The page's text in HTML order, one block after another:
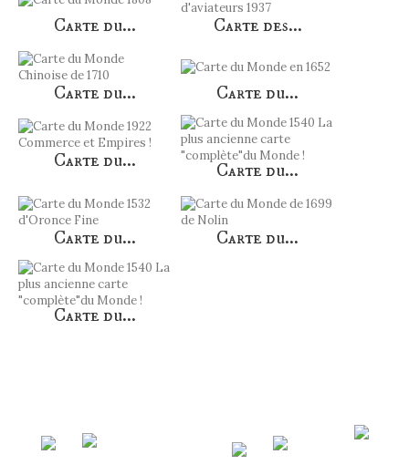
Carte du... Carte des...
Carte du... Carte du...
Carte du... Carte du...
Carte du... Carte du...
Carte du...